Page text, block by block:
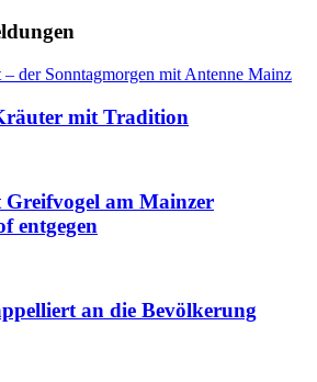
der Sonntagmorgen mit Antenne Mainz
mit Tradition
am Mainzer
entgegen
an die Bevölkerung